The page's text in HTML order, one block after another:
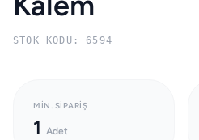
STOK KODU: 6594
MIN. SIPARIŞ
1 Adet